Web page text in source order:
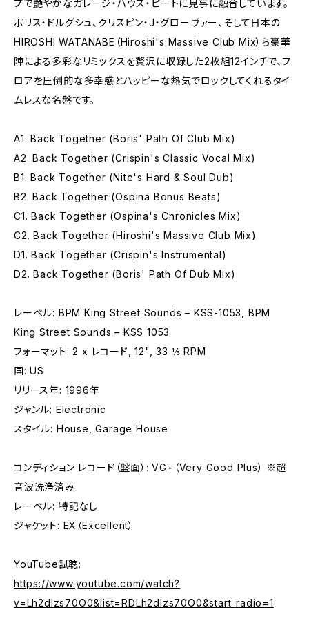
プで艶やかなガレージ・ハウス・ビートに見事に融合しています。
ボリス・ドルグシュ、クリスピン・J・グローヴァー、そして日本の
HIROSHI WATANABE（Hiroshi's Massive Club Mix）ら豪華
陣による多彩なリミックスを贅沢に収録した2枚組12インチで、フ
ロアを圧倒的な多幸感とハッピーな熱気でロックしてくれるタイ
ムレスな名盤です。
A1. Back Together (Boris' Path Of Club Mix)
A2. Back Together (Crispin's Classic Vocal Mix)
B1. Back Together (Nite's Hard & Soul Dub)
B2. Back Together (Ospina Bonus Beats)
C1. Back Together (Ospina's Chronicles Mix)
C2. Back Together (Hiroshi's Massive Club Mix)
D1. Back Together (Crispin's Instrumental)
D2. Back Together (Boris' Path Of Dub Mix)
レーベル: BPM King Street Sounds – KSS-1053, BPM
King Street Sounds – KSS 1053
フォーマット: 2 x レコード, 12", 33 ⅓ RPM
国: US
リリース年: 1996年
ジャンル: Electronic
スタイル: House, Garage House
コンディション レコード（盤面）: VG+（Very Good Plus） ※超
音波洗浄済み
レーベル: 特記なし
ジャケット: EX（Excellent）
YouTube試聴:
https://www.youtube.com/watch?
v=Lh2dIzs70O0&list=RDLh2dIzs70O0&start_radio=1